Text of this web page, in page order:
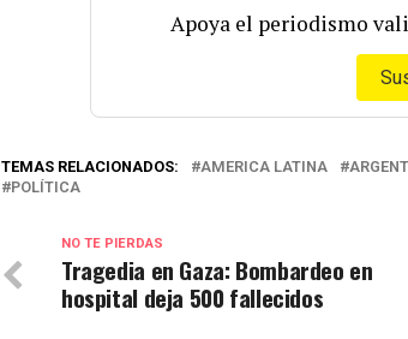
Apoya el periodismo
TEMAS RELACIONADOS: AMERICA LATINA
POLÍTICA
NO TE PIERDAS
Tragedia en Gaza: Bombardeo en
hospital deja 500 fallecidos